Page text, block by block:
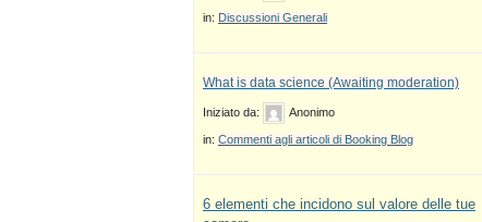
in: Discussioni Generali
What is data science (Awaiting moderation)
Iniziato da: Anonimo
in: Commenti agli articoli di Booking Blog
6 elementi che incidono sul valore delle tue